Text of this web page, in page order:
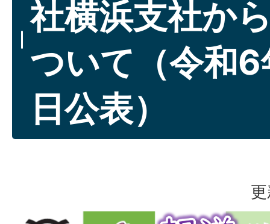
社横浜支社か
ついて（令和
日公表）